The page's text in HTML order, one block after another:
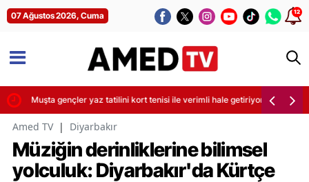
07 Ağustos 2026, Cuma 12
Muşta gençler yaz tatilini kort tenisi ile verimli hale getiriyor
Amed TV | Diyarbakır
Müziğin derinliklerine bilimsel
yolculuk: Diyarbakır'da Kürtçe